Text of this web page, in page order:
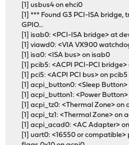
[1] usbus4 on ehci0
[1] *** Found G3 PCI-ISA bridge,
GPIO...
[1] isab0: <PCI-ISA bridge> at
[1] viawd0: <VIA VX900
[1] isa0: <ISA bus> on isab0
[1] pcib5: <ACPI PCI-PCI
[1] pci5: <ACPI PCI bus> on pcib5
[1] acpi_button0: <Sleep
[1] acpi_button1: <Power
[1] acpi_tz0: <Thermal Zone> on
[1] acpi_tz1: <Thermal Zone> on
[1] acpi_acad0: <AC Adapter>
[1] uart0: <16550 or